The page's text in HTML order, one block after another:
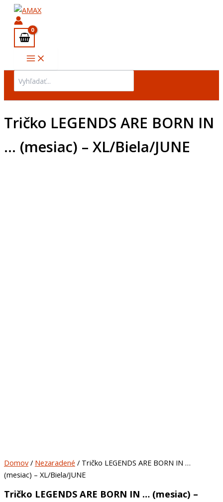
Preskočiť
obsah
for:
Tričko LEGENDS ARE BORN IN
… (mesiac) – XL/Biela/JUNE
Domov/ Nezaradené / Tričko LEGENDS ARE BORN IN …
(mesiac) – XL/Biela/JUNE
Tričko LEGENDS ARE BORN IN … (mesiac) –
množstvo
Tričko
LEGENDS
BORN
(mesiac)
XL/Biela/JUNE